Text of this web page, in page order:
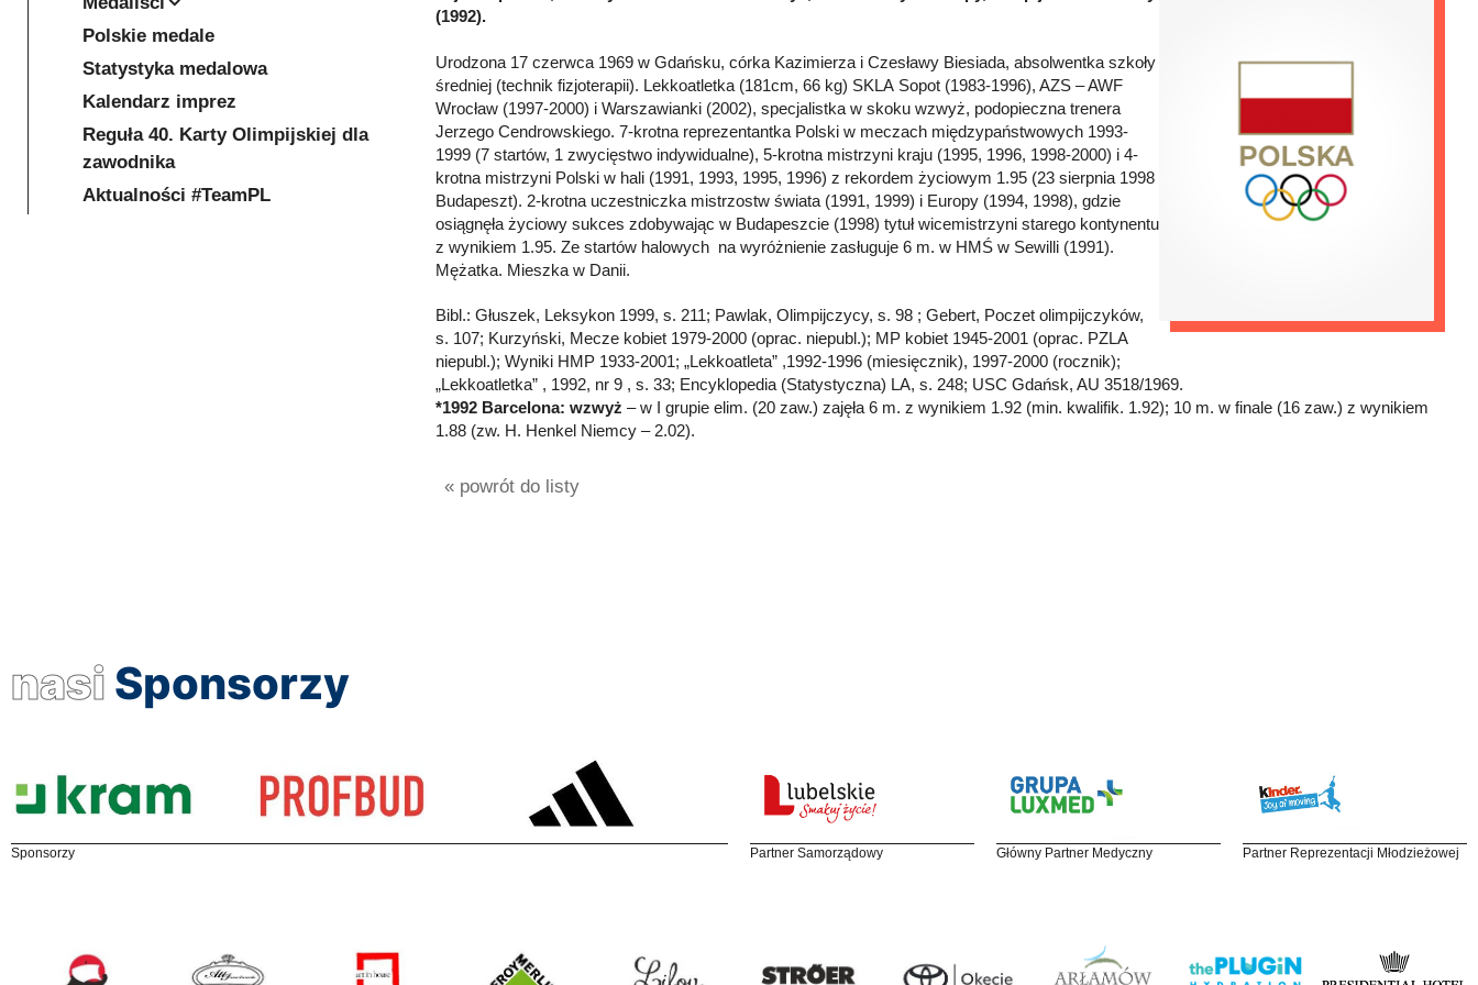
(1992).
Urodzona 17 czerwca 1969 w Gdańsku, córka Kazimierza i Czesławy Biesiada, absolwentka szkoły
średniej (technik fizjoterapii). Lekkoatletka (181cm, 66 kg) SKLA Sopot (1983-1996), AZS – AWF
Wrocław (1997-2000) i Warszawianki (2002), specjalistka w skoku wzwyż, podopieczna trenera
Jerzego Cendrowskiego. 7-krotna reprezentantka Polski w meczach międzypaństwowych 1993-
1999 (7 startów, 1 zwycięstwo indywidualne), 5-krotna mistrzyni kraju (1995, 1996, 1998-2000) i 4-
krotna mistrzyni Polski w hali (1991, 1993, 1995, 1996) z rekordem życiowym 1.95 (23 sierpnia 1998
Budapeszt). 2-krotna uczestniczka mistrzostw świata (1991, 1999) i Europy (1994, 1998), gdzie
osiągnęła życiowy sukces zdobywając w Budapeszcie (1998) tytuł wicemistrzyni starego kontynentu
z wynikiem 1.95. Ze startów halowych na wyróżnienie zasługuje 6 m. w HMŚ w Sewilli (1991).
Mężatka. Mieszka w Danii.
Bibl.: Głuszek, Leksykon 1999, s. 211; Pawlak, Olimpijczycy, s. 98 ; Gebert, Poczet olimpijczyków,
s. 107; Kurzyński, Mecze kobiet 1979-2000 (oprac. niepubl.); MP kobiet 1945-2001 (oprac. PZLA
niepubl.); Wyniki HMP 1933-2001; „Lekkoatleta” ,1992-1996 (miesięcznik), 1997-2000 (rocznik);
„Lekkoatletka” , 1992, nr 9 , s. 33; Encyklopedia (Statystyczna) LA, s. 248; USC Gdańsk, AU 3518/1969.
*1992 Barcelona: wzwyż – w I grupie elim. (20 zaw.) zajęła 6 m. z wynikiem 1.92 (min. kwalifik. 1.92); 10 m. w finale (16 zaw.) z wynikiem
1.88 (zw. H. Henkel Niemcy – 2.02).
« powrót do listy
Polskie medale
Statystyka medalowa
Kalendarz imprez
Reguła 40. Karty Olimpijskiej dla
zawodnika
Aktualności #TeamPL
nasi Sponsorzy
Sponsorzy Partner Samorządowy Główny Partner Medyczny Partner Reprezentacji Młodzieżowej